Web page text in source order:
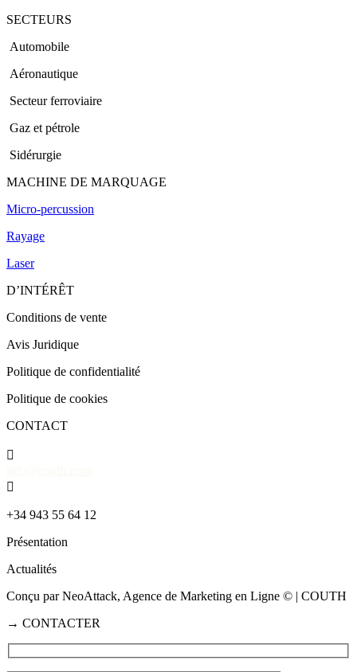
SECTEURS
Automobile
Aéronautique
Secteur ferroviaire
Gaz et pétrole
Sidérurgie
MACHINE DE MARQUAGE
Micro-percussion
Rayage
Laser
D’INTÉRÊT
Conditions de vente
Avis Juridique
Politique de confidentialité
Politique de cookies
CONTACT


+34 943 55 64 12
Présentation
Actualités
Conçu par NeoAttack, Agence de Marketing en Ligne © | COUTH
→ CONTACTER